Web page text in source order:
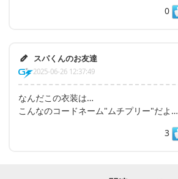
0
スパくんのお友達
2025-06-26 12:37:49
なんだこの衣装は…
こんなのコードネーム"ムチプリー"だよ…
3